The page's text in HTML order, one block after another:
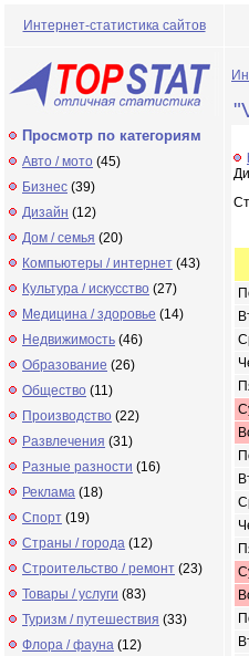
Интернет-статистика сайтов
Просмотр по категориям
Авто / мото (45)
Бизнес (39)
Дизайн (12)
Дом / семья (20)
Компьютеры / интернет (43)
Культура / искусство (27)
Медицина / здоровье (14)
Недвижимость (46)
Образование (26)
Общество (11)
Производство (22)
Развлечения (31)
Разные разности (16)
Реклама (18)
Спорт (19)
Страны / города (12)
Строительство / ремонт (23)
Товары / услуги (83)
Туризм / путешествия (33)
Флора / фауна (12)